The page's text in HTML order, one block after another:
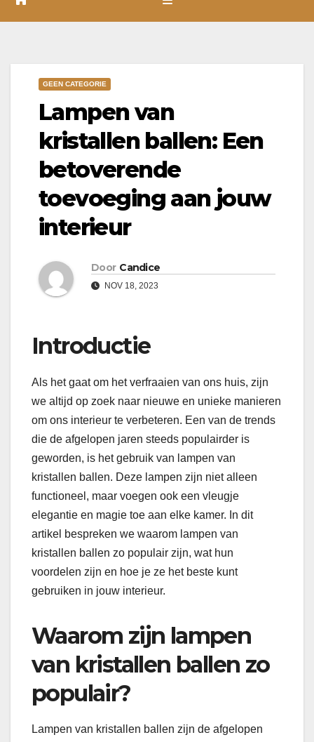
GEEN CATEGORIE
Lampen van
kristallen ballen: Een
betoverende
toevoeging aan jouw
interieur
Door Candice
NOV 18, 2023
Introductie
Als het gaat om het verfraaien van ons huis, zijn
we altijd op zoek naar nieuwe en unieke manieren
om ons interieur te verbeteren. Een van de trends
die de afgelopen jaren steeds populairder is
geworden, is het gebruik van lampen van
kristallen ballen. Deze lampen zijn niet alleen
functioneel, maar voegen ook een vleugje
elegantie en magie toe aan elke kamer. In dit
artikel bespreken we waarom lampen van
kristallen ballen zo populair zijn, wat hun
voordelen zijn en hoe je ze het beste kunt
gebruiken in jouw interieur.
Waarom zijn lampen
van kristallen ballen zo
populair?
Lampen van kristallen ballen zijn de afgelopen